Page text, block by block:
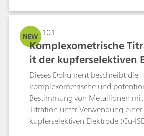
NEW
AB-101
Komplexometrische
it der kupferselektiven
Dieses Dokument beschreibt die
komplexometrische und
Bestimmung von Metallionen
Titration unter Verwendung einer
kupferselektiven Elektrode (Cu-